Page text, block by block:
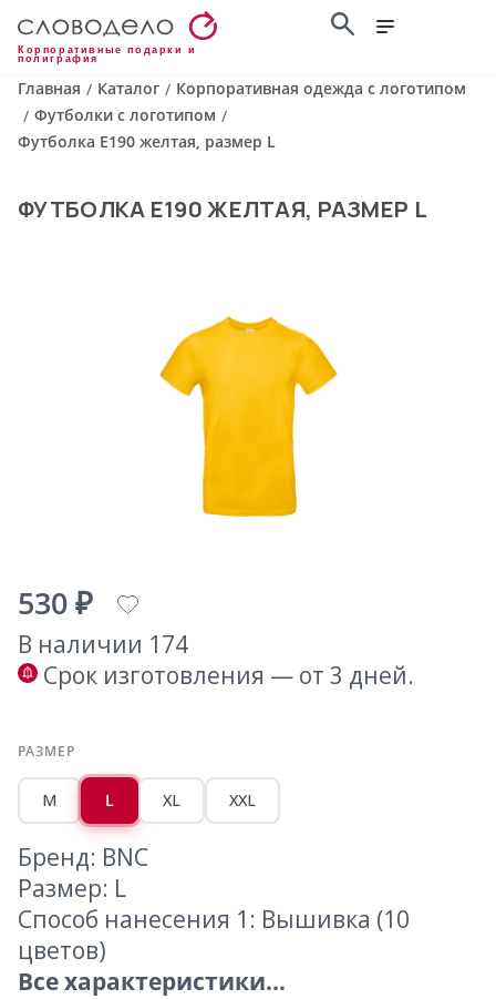
Корпоративные подарки и
полиграфия
Главная / Каталог / Корпоративная одежда с логотипом
/ Футболки с логотипом /
Футболка E190 желтая, размер L
ФУТБОЛКА E190 ЖЕЛТАЯ, РАЗМЕР L
530 ₽
В наличии 174
Срок изготовления — от 3 дней.
РАЗМЕР
M L XL XXL
Бренд: BNC
Размер: L
Способ нанесения 1: Вышивка (10
цветов)
Все характеристики...